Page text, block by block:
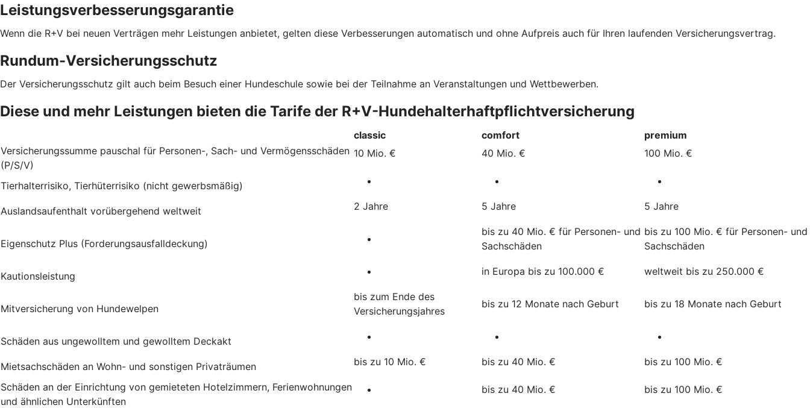
Leistungsverbesserungsgarantie
Wenn die R+V bei neuen Verträgen mehr Leistungen anbietet, gelten diese Verbesserungen automatisch und ohne Aufpreis auch für Ihren laufenden Versicherungsvertrag.
Rundum-Versicherungsschutz
Der Versicherungsschutz gilt auch beim Besuch einer Hundeschule sowie bei der Teilnahme an Veranstaltungen und Wettbewerben.
Diese und mehr Leistungen bieten die Tarife der R+V-Hundehalterhaftpflichtversicherung
classic comfort
premium
Versicherungssumme pauschal für Personen-, Sach- und Vermögensschäden
(P/S/V)
10 Mio. € 40 Mio. € 100 Mio. €
Tierhalterrisiko, Tierhüterrisiko (nicht gewerbsmäßig)
Auslandsaufenthalt vorübergehend weltweit 2 Jahre 5 Jahre 5 Jahre
Eigenschutz Plus (Forderungsausfalldeckung)
bis zu 40 Mio. € für Personen- und
Sachschäden
bis zu 100 Mio. € für Personen- und
Sachschäden
Kautionsleistung in Europa bis zu 100.000 € weltweit bis zu 250.000 €
Mitversicherung von Hundewelpen
bis zum Ende des
Versicherungsjahres
bis zu 12 Monate nach Geburt bis zu 18 Monate nach Geburt
Schäden aus ungewolltem und gewolltem Deckakt
Mietsachschäden an Wohn- und sonstigen Privaträumen bis zu 10 Mio. € bis zu 40 Mio. € bis zu 100 Mio. €
Schäden an der Einrichtung von gemieteten Hotelzimmern, Ferienwohnungen
und ähnlichen Unterkünften
bis zu 40 Mio. € bis zu 100 Mio. €